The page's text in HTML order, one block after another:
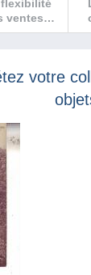
flexibilité
ventes
votre